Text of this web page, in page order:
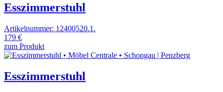
Esszimmerstuhl
Artikelnummer: 12400520.1.
179 €
zum Produkt
Esszimmerstuhl